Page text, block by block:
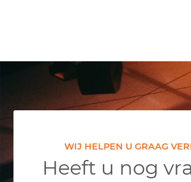
WIJ HELPEN U GRAAG
Heeft u nog